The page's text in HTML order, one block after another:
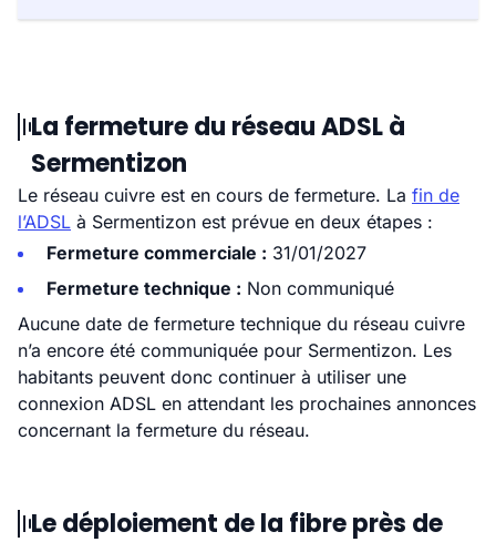
La fermeture du réseau ADSL à
Sermentizon
Le réseau cuivre est en cours de fermeture. La fin de
l’ADSL à Sermentizon est prévue en deux étapes :
Fermeture commerciale : 31/01/2027
Fermeture technique : Non communiqué
Aucune date de fermeture technique du réseau cuivre
n’a encore été communiquée pour Sermentizon. Les
habitants peuvent donc continuer à utiliser une
connexion ADSL en attendant les prochaines annonces
concernant la fermeture du réseau.
Le déploiement de la fibre près de